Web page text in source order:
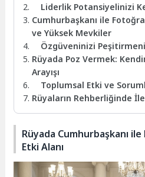
Liderlik Potansiyelinizi
Cumhurbaşkanı ile
ve Yüksek Mevkiler
Özgüveninizi
Rüyada Poz Vermek:
Arayışı
Toplumsal Etki ve
Rüyaların Rehberliğinde
Rüyada Cumhurbaşkanı
Etki Alanı